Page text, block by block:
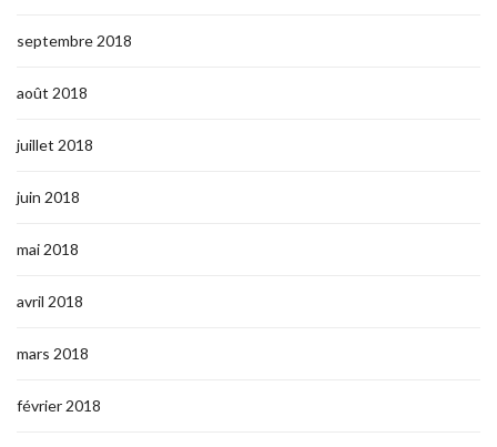
septembre 2018
août 2018
juillet 2018
juin 2018
mai 2018
avril 2018
mars 2018
février 2018